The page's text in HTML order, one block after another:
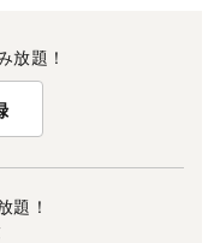
放題！
題！